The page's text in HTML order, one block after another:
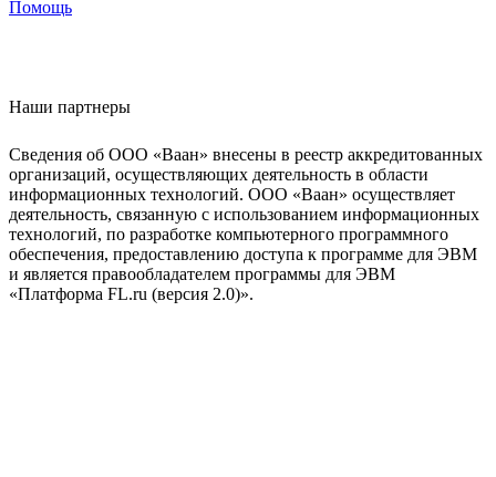
Помощь
Наши партнеры
Сведения об ООО «Ваан» внесены в реестр аккредитованных
организаций, осуществляющих деятельность в области
информационных технологий. ООО «Ваан» осуществляет
деятельность, связанную с использованием информационных
технологий, по разработке компьютерного программного
обеспечения, предоставлению доступа к программе для ЭВМ
и является правообладателем программы для ЭВМ
«Платформа FL.ru (версия 2.0)».